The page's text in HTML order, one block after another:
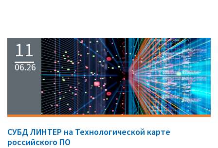
11
06.26
СУБД ЛИНТЕР на Технологической карте
российского ПО